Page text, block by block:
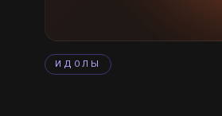
ИДОЛЫ